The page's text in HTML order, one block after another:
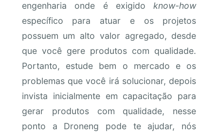
engenharia onde é exigidoknow-how
específico para atuar e os projetos
possuem um alto valor agregado, desde
que você gere produtos com qualidade.
Portanto, estude bem o mercado e os
problemas que você irá solucionar, depois
invista inicialmente em capacitação para
gerar produtos com qualidade, nesse
ponto a Droneng pode te ajudar, nós